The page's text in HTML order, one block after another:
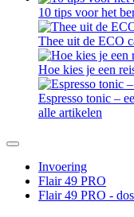
10 tips voor het
Thee uit de ECO
Hoe kies je een
Espresso tonic –
alle artikelen
Invoering
Flair 49 PRO
Flair 49 PRO -